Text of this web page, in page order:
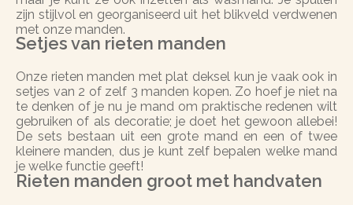
zijn stijlvol en georganiseerd uit het blikveld verdwenen
met onze manden.
Setjes van rieten manden
Onze rieten manden met plat deksel kun je vaak ook in
setjes van 2 of zelf 3 manden kopen. Zo hoef je niet na
te denken of je nu je mand om praktische redenen wilt
gebruiken of als decoratie; je doet het gewoon allebei!
De sets bestaan uit een grote mand en een of twee
kleinere manden, dus je kunt zelf bepalen welke mand
je welke functie geeft!
Rieten manden groot met handvaten